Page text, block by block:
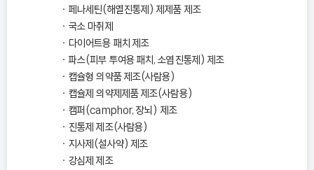
페나세틴(해열진통제) 제제품 제조
국소 마취제
다이어트용 패치 제조
파스(피부 투여용 패치, 소염진통제) 제조
캡슐형 의약품 제조(사람용)
캡슐제 의약제제품 제조(사람용)
캠퍼(camphor, 장뇌) 제조
진통제 제조(사람용)
지사제(설사약) 제조
강심제 제조